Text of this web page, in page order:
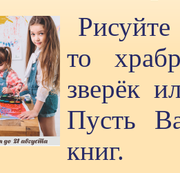
то
зверёк
Пусть
книг.